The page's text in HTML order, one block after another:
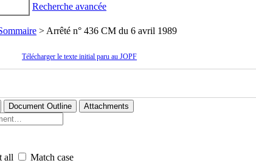
Recherche avancée
> Arrêté n° 436 CM du 6 avril 1989
Télécharger le texte initial paru au JOPF
Document Outline Attachments
all
Match case